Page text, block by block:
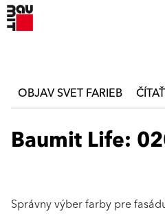
OBJAV SVET FARIEB
Baumit Life:
Správny výber farby pre